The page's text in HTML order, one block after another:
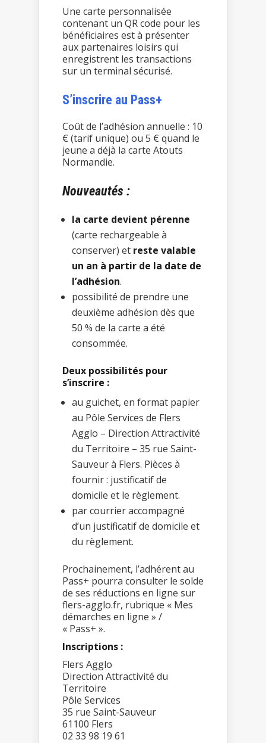
Une carte personnalisée
contenant un QR code pour les
bénéficiaires est à présenter
aux partenaires loisirs qui
enregistrent les transactions
sur un terminal sécurisé.
S’inscrire au Pass+
Coût de l’adhésion annuelle : 10
€ (tarif unique) ou 5 € quand le
jeune a déjà la carte Atouts
Normandie.
Nouveautés :
la carte devient pérenne
(carte rechargeable à
conserver) et reste valable
un an à partir de la date de
l’adhésion.
possibilité de prendre une
deuxième adhésion dès que
50 % de la carte a été
consommée.
Deux possibilités pour
s’inscrire :
au guichet, en format papier
au Pôle Services de Flers
Agglo – Direction Attractivité
du Territoire – 35 rue Saint-
Sauveur à Flers. Pièces à
fournir : justificatif de
domicile et le règlement.
par courrier accompagné
d’un justificatif de domicile et
du règlement.
Prochainement, l’adhérent au
Pass+ pourra consulter le solde
de ses réductions en ligne sur
flers-agglo.fr, rubrique « Mes
démarches en ligne » /
« Pass+ ».
Inscriptions :
Flers Agglo
Direction Attractivité du
Territoire
Pôle Services
35 rue Saint-Sauveur
61100 Flers
02 33 98 19 61